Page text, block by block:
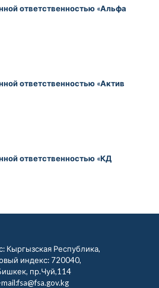
ответственностью «Альфа
ответственностью «Актив
ответственностью «КД
Кыргызская Республика,
индекс: 720040,
пр.Чуй,114
mail:fsa@fsa.gov.kg